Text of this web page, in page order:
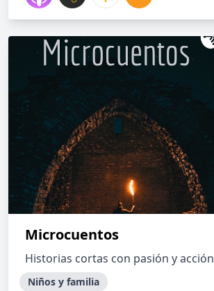
Microcuentos
Historias cortas con pasión y acción
Niños y familia